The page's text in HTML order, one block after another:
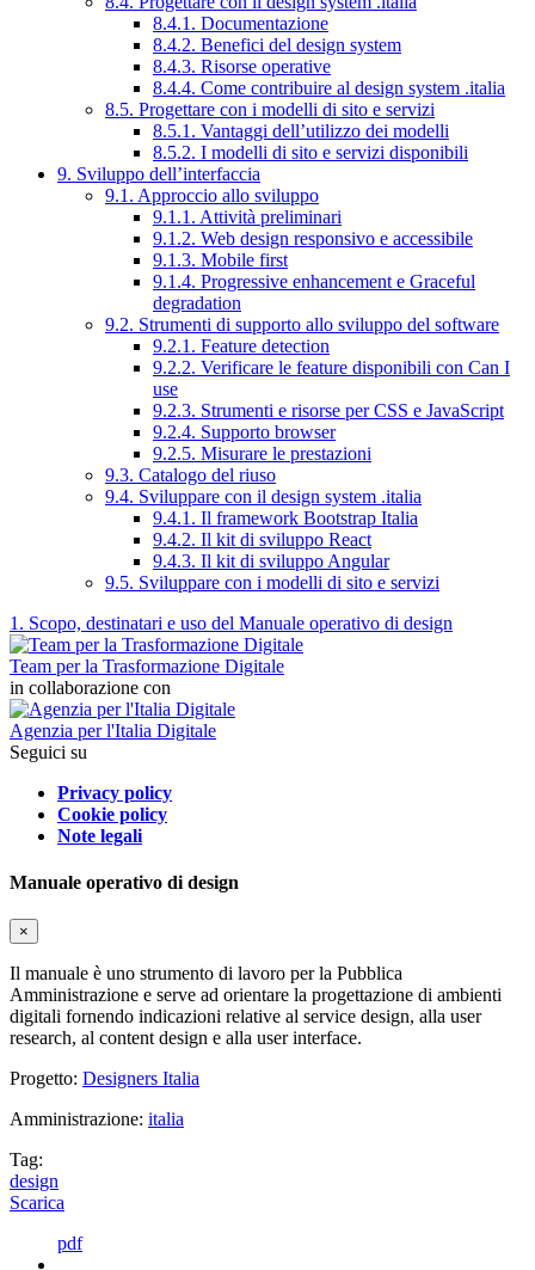
8.4.1. Documentazione
8.4.2. Benefici del design system
8.4.3. Risorse operative
8.4.4. Come contribuire al design system .italia
8.5. Progettare con i modelli di sito e servizi
8.5.1. Vantaggi dell’utilizzo dei modelli
8.5.2. I modelli di sito e servizi disponibili
9. Sviluppo dell’interfaccia
9.1. Approccio allo sviluppo
9.1.1. Attività preliminari
9.1.2. Web design responsivo e accessibile
9.1.3. Mobile first
9.1.4. Progressive enhancement e Graceful
degradation
9.2. Strumenti di supporto allo sviluppo del software
9.2.1. Feature detection
9.2.2. Verificare le feature disponibili con Can I
use
9.2.3. Strumenti e risorse per CSS e JavaScript
9.2.4. Supporto browser
9.2.5. Misurare le prestazioni
9.3. Catalogo del riuso
9.4. Sviluppare con il design system .italia
9.4.1. Il framework Bootstrap Italia
9.4.2. Il kit di sviluppo React
9.4.3. Il kit di sviluppo Angular
9.5. Sviluppare con i modelli di sito e servizi
1. Scopo, destinatari e uso del Manuale operativo di design
Team per la Trasformazione Digitale
in collaborazione con
Agenzia per l'Italia Digitale
Seguici su
Privacy policy
Cookie policy
Note legali
Manuale operativo di design
×
Il manuale è uno strumento di lavoro per la Pubblica
Amministrazione e serve ad orientare la progettazione di ambienti
digitali fornendo indicazioni relative al service design, alla user
research, al content design e alla user interface.
Progetto: Designers Italia
Amministrazione: italia
Tag:
design
Scarica
pdf